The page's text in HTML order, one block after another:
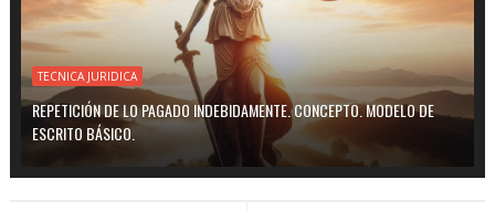
TECNICA JURIDICA
REPETICIÓN DE LO PAGADO INDEBIDAMENTE. CONCEPTO. MODELO DE
ESCRITO BÁSICO.